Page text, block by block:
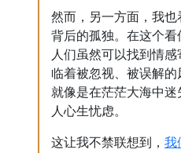
然而，另一方面，我
背后的孤独。在这个看
人们虽然可以找到情
临着被忽视、被误解的
就像是在茫茫大海中
人心生忧虑。
这让我不禁联想到， 我